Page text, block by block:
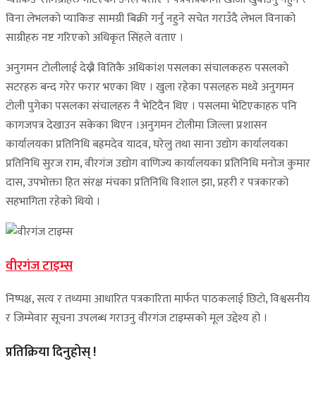
विना लेभलकाे प्याकिङ सामग्री बिक्री गर्नु नहुने सचेत गराउँदै लेभल विनाकाे
साग्रीहरु नष्ट गरिएकाे अधिकृत सिंहले वताए ।
अनुगमन टाेलीलाई देख्नै वितिकै अधिकांश पसलका संचालकहरु पसलकाे
सटरहरु बन्द गरेर फरार भएका थिए । खुला रहेका पसलहरु मध्ये अनुगमन
टाेली पुगेका पसलका संचालहरु नै भेटिदैन थिए । पसलमा भेटिएकाहरु पनि
कागजपत्र देखाउन सकेका थिएन ।अनुगमन टाेलीमा जिल्ला प्रशासन
कार्यालयका प्रतिनिधि बह्रमदेव यादव, घरेलु तथा साना उद्याेग कार्यालयका
प्रतिनिधि सुरज राम, वीरगंज उद्याेग वाणिज्य कार्यालयका प्रतिनिधि मनाेज कुमार
दास, उपभाेक्ता हित संरक्ष मंचका प्रतिनिधि विशाल झा, प्रहरी र पत्रकारकाे
सहभागिता रहेकाे थियाे ।
वीरगंज टाइम्स
निष्पक्ष, सत्य र तथ्यमा आधारित पत्रकारिता मार्फत पाठकलाई छिटो, विश्वसनीय
र जिम्मेवार सूचना उपलब्ध गराउनु वीरगंज टाइम्सको मूल उद्देश्य हो ।
प्रतिक्रिया दिनुहोस् !